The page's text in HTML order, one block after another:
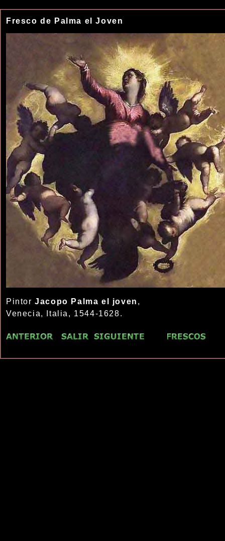
Fresco de Palma el Joven
PintorJacopo Palma el joven ,
Venecia, Italia, 1544-1628.